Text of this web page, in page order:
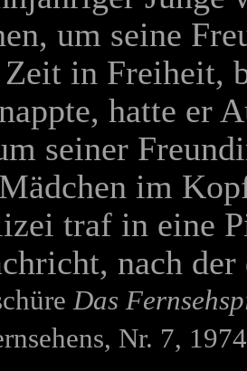
um seine
Zeit in Freiheit,
hatte er
seiner
im
traf in eine
nach
Das
Nr. 7,